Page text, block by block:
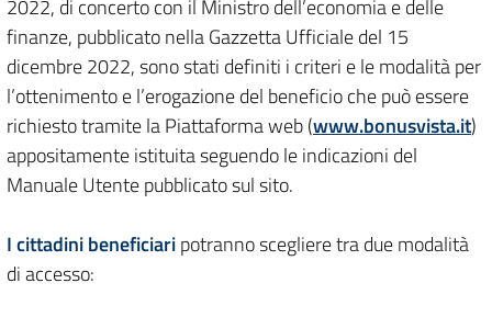
2022, di concerto con il Ministro dell’economia e delle
finanze, pubblicato nella Gazzetta Ufficiale del 15
dicembre 2022, sono stati definiti i criteri e le modalità per
l’ottenimento e l’erogazione del beneficio che può essere
richiesto tramite la Piattaforma web (www.bonusvista.it)
appositamente istituita seguendo le indicazioni del
Manuale Utente pubblicato sul sito.
I cittadini beneficiaripotranno scegliere tra due modalità
di accesso: